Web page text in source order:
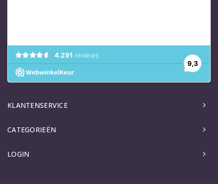
KLANTENSERVICE
CATEGORIEËN
LOGIN